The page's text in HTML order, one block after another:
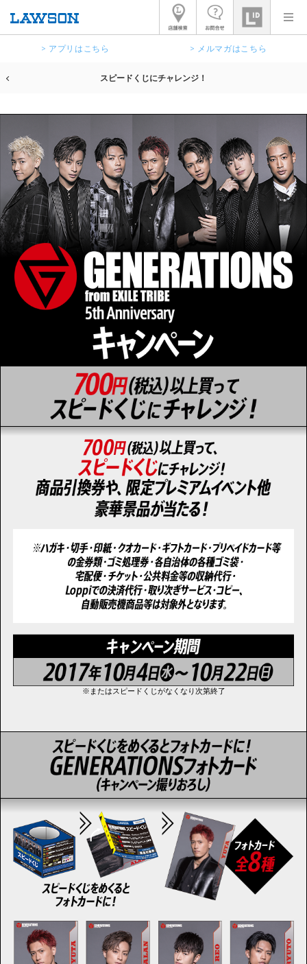
> アプリはこちら > メルマガはこちら
スピードくじにチャレンジ！
※またはスピードくじがなくなり次第終了